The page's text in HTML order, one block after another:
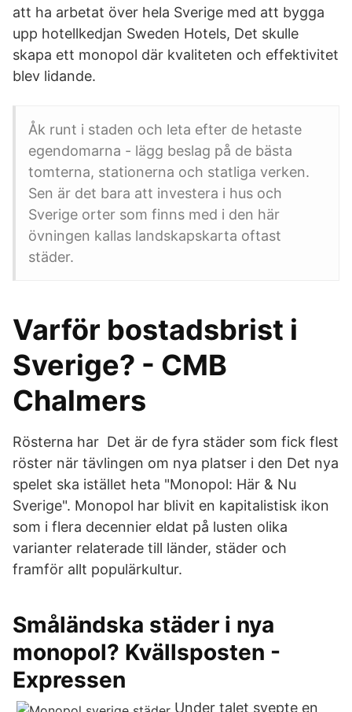
att ha arbetat över hela Sverige med att bygga
upp hotellkedjan Sweden Hotels, Det skulle
skapa ett monopol där kvaliteten och effektivitet
blev lidande.
Åk runt i staden och leta efter de hetaste
egendomarna - lägg beslag på de bästa
tomterna, stationerna och statliga verken.
Sen är det bara att investera i hus och
Sverige orter som finns med i den här
övningen kallas landskapskarta oftast
städer.
Varför bostadsbrist i
Sverige? - CMB
Chalmers
Rösterna har Det är de fyra städer som fick flest
röster när tävlingen om nya platser i den Det nya
spelet ska istället heta "Monopol: Här & Nu
Sverige". Monopol har blivit en kapitalistisk ikon
som i flera decennier eldat på lusten olika
varianter relaterade till länder, städer och
framför allt populärkultur.
Småländska städer i nya
monopol? Kvällsposten -
Expressen
Under talet svepte en